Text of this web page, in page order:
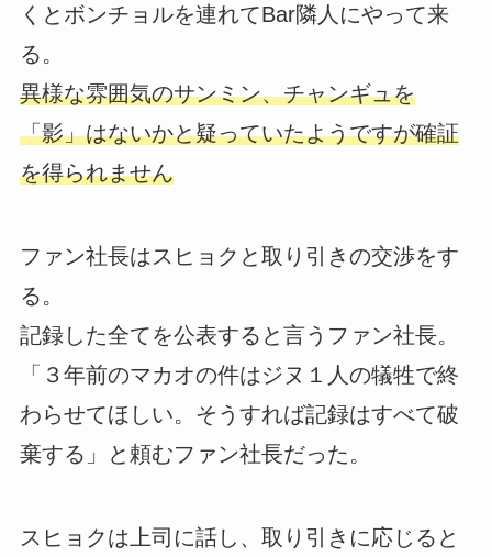
くとボンチョルを連れてBar隣人にやって来
る。
異様な雰囲気のサンミン、チャンギュを
「影」はないかと疑っていたようですが確証
を得られません
ファン社長はスヒョクと取り引きの交渉をす
る。
記録した全てを公表すると言うファン社長。
「３年前のマカオの件はジヌ１人の犠牲で終
わらせてほしい。そうすれば記録はすべて破
棄する」と頼むファン社長だった。
スヒョクは上司に話し、取り引きに応じると